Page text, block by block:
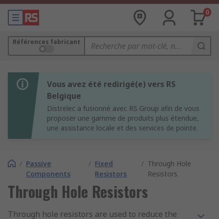
0
Références fabricant
Vous avez été redirigé(e) vers RS
Belgique
Distrelec a fusionné avec RS Group afin de vous
proposer une gamme de produits plus étendue,
une assistance locale et des services de pointe.
/ Passive
Components
/ Fixed
Resistors
/ Through Hole
Resistors
Through Hole Resistors
Through hole resistors are used to reduce the